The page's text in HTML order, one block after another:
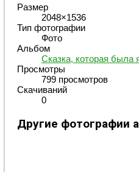
Размер
2048×1536
Тип фотографии
Фото
Альбом
Сказка, которая была
Просмотры
799 просмотров
Скачиваний
0
Другие фотографии